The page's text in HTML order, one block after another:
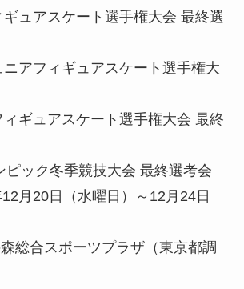
ュアスケート選⼿権⼤会 最終選
アフィギュアスケート選⼿権⼤
ギュアスケート選⼿権⼤会 最終
ピック冬季競技大会 最終選考会
月20日（水曜日）～12月24日
総合スポーツプラザ（東京都調